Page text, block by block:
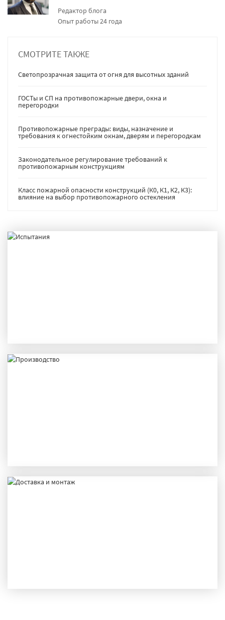
Редактор блога
Опыт работы 24 года
СМОТРИТЕ ТАКЖЕ
Светопрозрачная защита от огня для высотных зданий
ГОСТы и СП на противопожарные двери, окна и
перегородки
Противопожарные преграды: виды, назначение и
требования к огнестойким окнам, дверям и перегородкам
Законодательное регулирование требований к
противопожарным конструкциям
Класс пожарной опасности конструкций (К0, К1, К2, К3):
влияние на выбор противопожарного остекления